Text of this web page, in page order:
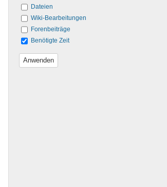
Dateien
Wiki-Bearbeitungen
Forenbeiträge
Benötigte Zeit